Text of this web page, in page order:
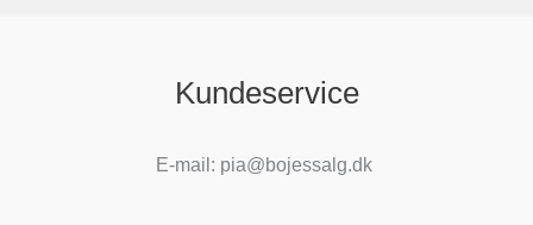
Kundeservice
E-mail: pia@bojessalg.dk